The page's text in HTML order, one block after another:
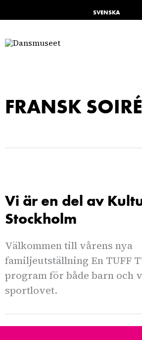
SVENSKA
FRANSK
Vi är en del av
Stockholm
Välkommen till vårens nya
familjeutställning En TUFF
program för både barn och
sportlovet.